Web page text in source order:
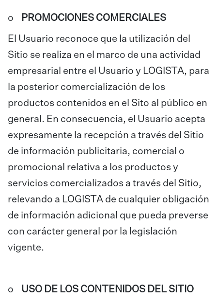
o PROMOCIONES COMERCIALES
El Usuario reconoce que la utilización del
Sitio se realiza en el marco de una actividad
empresarial entre el Usuario y LOGISTA, para
la posterior comercialización de los
productos contenidos en el Sito al público en
general. En consecuencia, el Usuario acepta
expresamente la recepción a través del Sitio
de información publicitaria, comercial o
promocional relativa a los productos y
servicios comercializados a través del Sitio,
relevando a LOGISTA de cualquier obligación
de información adicional que pueda preverse
con carácter general por la legislación
vigente.
o USO DE LOS CONTENIDOS DEL SITIO